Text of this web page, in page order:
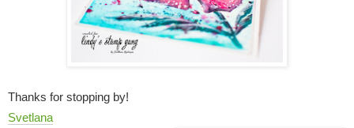
Thanks for stopping by!
Svetlana